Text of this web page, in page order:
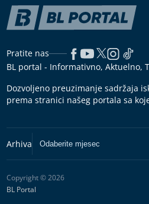
Pratite nas
BL portal - Informativno, Aktuelno,
Dozvoljeno preuzimanje sadržaja
prema stranici našeg portala sa
Copyright © 2026
BL Portal